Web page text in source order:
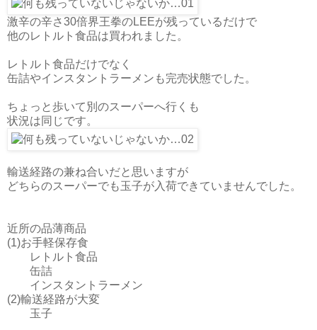
激辛の辛さ30倍界王拳のLEEが残っているだけで
他のレトルト食品は買われました。
レトルト食品だけでなく
缶詰やインスタントラーメンも完売状態でした。
ちょっと歩いて別のスーパーへ行くも
状況は同じです。
輸送経路の兼ね合いだと思いますが
どちらのスーパーでも玉子が入荷できていませんでした。
近所の品薄商品
(1)お手軽保存食
レトルト食品
缶詰
インスタントラーメン
(2)輸送経路が大変
玉子